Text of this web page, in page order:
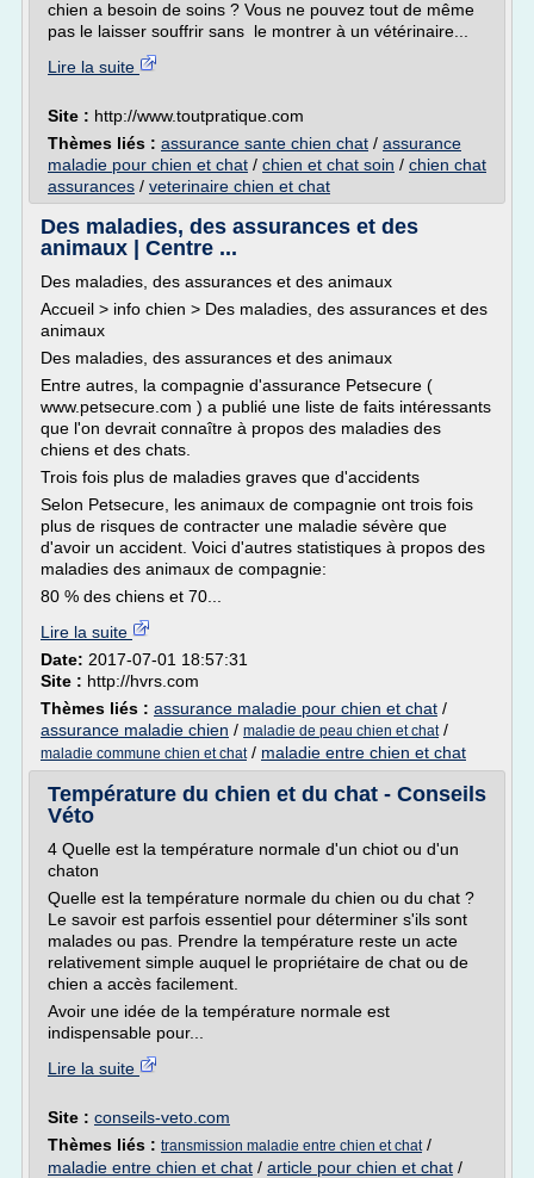
chien a besoin de soins ? Vous ne pouvez tout de même
pas le laisser souffrir sans le montrer à un vétérinaire...
Lire la suite
Site : http://www.toutpratique.com
Thèmes liés : assurance sante chien chat / assurance
maladie pour chien et chat / chien et chat soin / chien chat
assurances / veterinaire chien et chat
Des maladies, des assurances et des
animaux | Centre ...
Des maladies, des assurances et des animaux
Accueil > info chien > Des maladies, des assurances et des
animaux
Des maladies, des assurances et des animaux
Entre autres, la compagnie d'assurance Petsecure (
www.petsecure.com ) a publié une liste de faits intéressants
que l'on devrait connaître à propos des maladies des
chiens et des chats.
Trois fois plus de maladies graves que d'accidents
Selon Petsecure, les animaux de compagnie ont trois fois
plus de risques de contracter une maladie sévère que
d'avoir un accident. Voici d'autres statistiques à propos des
maladies des animaux de compagnie:
80 % des chiens et 70...
Lire la suite
Date: 2017-07-01 18:57:31
Site : http://hvrs.com
Thèmes liés : assurance maladie pour chien et chat /
assurance maladie chien / maladie de peau chien et chat/
maladie commune chien et chat/ maladie entre chien et chat
Température du chien et du chat - Conseils
Véto
4 Quelle est la température normale d'un chiot ou d'un
chaton
Quelle est la température normale du chien ou du chat ?
Le savoir est parfois essentiel pour déterminer s'ils sont
malades ou pas. Prendre la température reste un acte
relativement simple auquel le propriétaire de chat ou de
chien a accès facilement.
Avoir une idée de la température normale est
indispensable pour...
Lire la suite
Site : conseils-veto.com
Thèmes liés : transmission maladie entre chien et chat/
maladie entre chien et chat / article pour chien et chat /